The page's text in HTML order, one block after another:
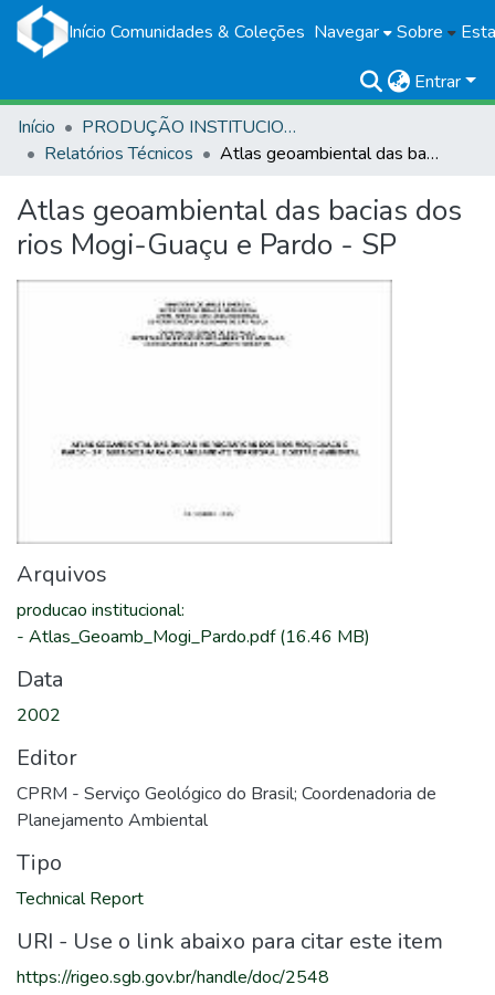
Início Comunidades & Coleções Navegar Sobre
Entrar
Início
PRODUÇÃO INSTITUCIONAL
Relatórios Técnicos
Atlas geoambiental das bacias dos rios Mogi-Guaçu e Pardo - SP
Atlas geoambiental das bacias dos
rios Mogi-Guaçu e Pardo - SP
Arquivos
producao institucional:
- Atlas_Geoamb_Mogi_Pardo.pdf(16.46 MB)
Data
2002
Editor
CPRM - Serviço Geológico do Brasil; Coordenadoria de
Planejamento Ambiental
Tipo
Technical Report
URI - Use o link abaixo para citar este item
https://rigeo.sgb.gov.br/handle/doc/2548